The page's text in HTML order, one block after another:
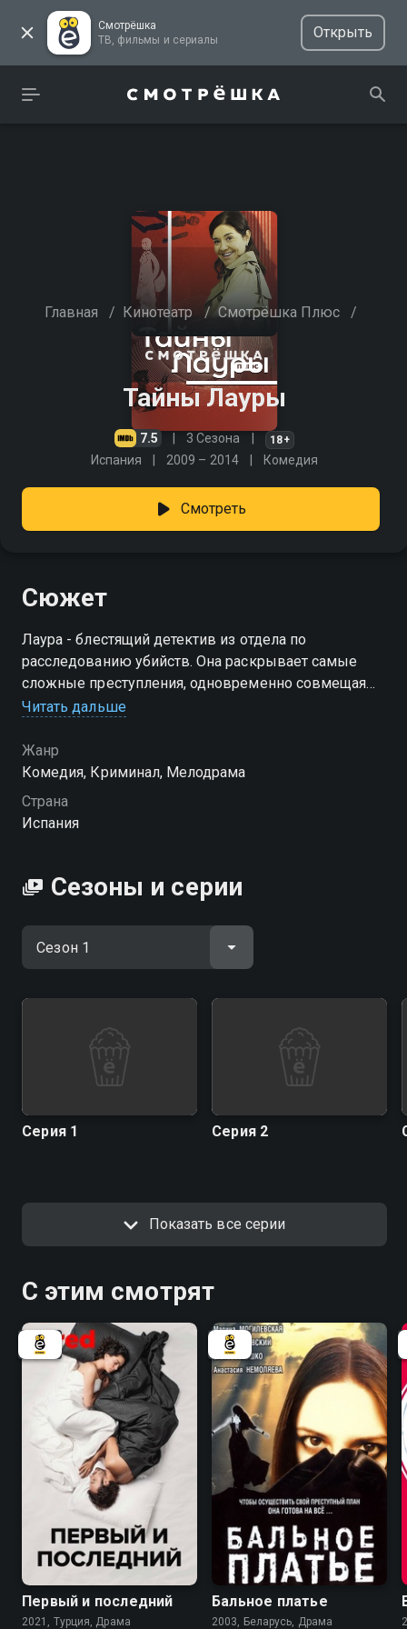
Смотрёшка
ТВ, фильмы и сериалы
Открыть
Главная / Кинотеатр / Смотрёшка Плюс /
Тайны Лауры
7.5 3 Сезона 18+
Испания 2009 – 2014 Комедия
Смотреть
Сюжет
Лаура - блестящий детектив из отдела по
расследованию убийств. Она раскрывает самые
сложные преступления, одновременно совмещая
очень напряженную личную и семейную жизнь.
Читать дальше
Жанр
Комедия, Криминал, Мелодрама
Страна
Испания
Сезоны и серии
Серия 1 Серия 2
Показать все серии
С этим смотрят
Первый и последний
2021, Турция, Драма
6.7
Бальное платье
2003, Беларусь, Драма